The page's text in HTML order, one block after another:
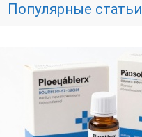
Популярные статьи